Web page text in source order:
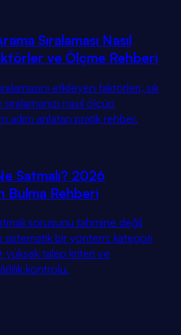
Sıralaması Nasıl
ve Ölçme Rehberi
etkileyen faktörleri, sık
nasıl ölçüp
adım anlatan pratik rehber.
Satmalı? 2026
Bulma Rehberi
sorusunu tahmine değil
sistematik bir yöntem: kategori
yüksek talep kriteri ve
kontrolü.